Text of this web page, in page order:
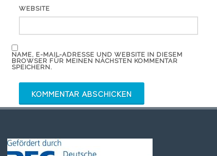
WEBSITE
NAME, E-MAIL-ADRESSE UND WEBSITE IN DIESEM
BROWSER FÜR MEINEN NÄCHSTEN KOMMENTAR
SPEICHERN.